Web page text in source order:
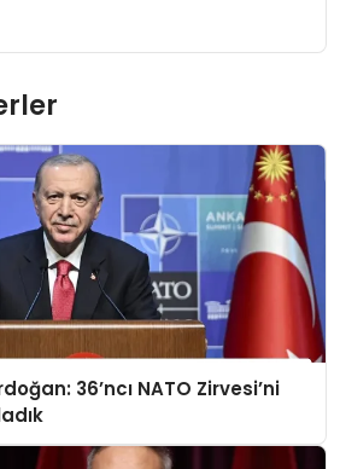
36’ncı NATO Zirvesi’ni